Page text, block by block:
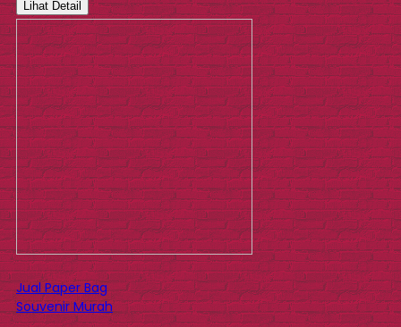
Lihat Detail
Jual Paper Bag
Souvenir Murah